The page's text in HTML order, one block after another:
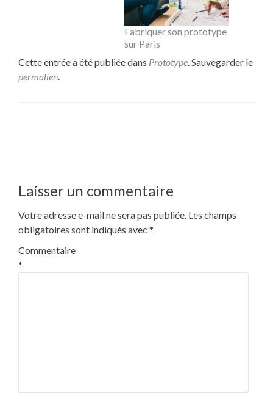
Fabriquer son prototype
sur Paris
Cette entrée a été publiée dans Prototype . Sauvegarder le
permalien
Laisser un commentaire
Votre adresse e-mail ne sera pas publiée. Les champs
obligatoires sont indiqués avec *
Commentaire
*